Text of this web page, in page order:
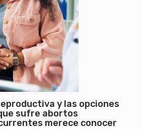
y las opciones
sufre abortos
merece conocer